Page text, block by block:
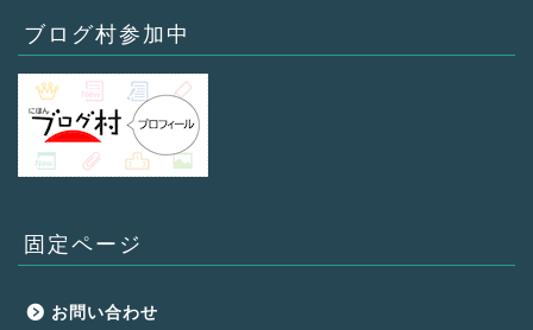
ブログ村参加中
固定ページ
お問い合わせ